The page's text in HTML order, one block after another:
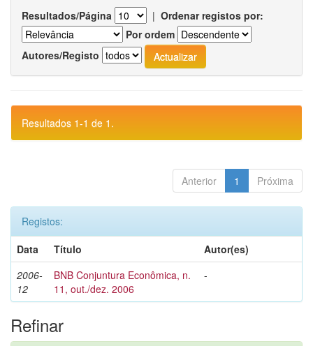
Resultados/Página | Ordenar registos por:
Por ordem
Autores/Registo
Resultados 1-1 de 1.
Anterior 1 Próxima
Registos:
Data
Título
Autor(es)
2006-
12
BNB Conjuntura Econômica, n.
11, out./dez. 2006
-
Refinar